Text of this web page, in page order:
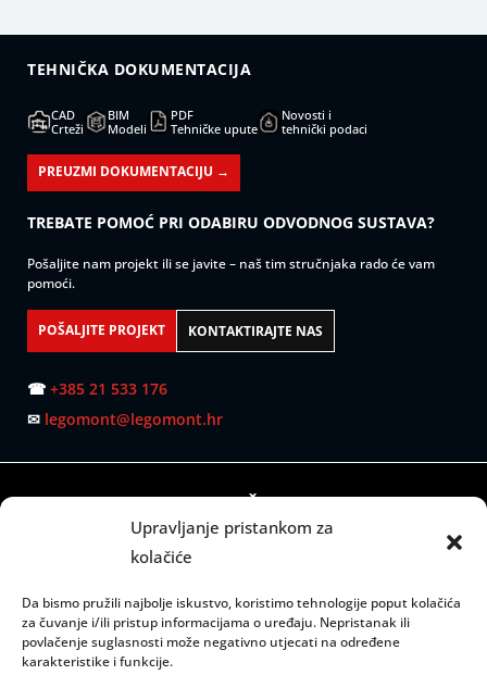
Upravljanje pristankom za
kolačiće
Da bismo pružili najbolje iskustvo, koristimo tehnologije poput kolačića
za čuvanje i/ili pristup informacijama o uređaju. Nepristanak ili
povlačenje suglasnosti može negativno utjecati na određene
karakteristike i funkcije.
TEHNIČKA DOKUMENTACIJA
CAD
Crteži
BIM
Modeli
PDF
Tehničke upute
Novosti i
tehnički podaci
PREUZMI DOKUMENTACIJU →
TREBATE POMOĆ PRI ODABIRU ODVODNOG SUSTAVA?
Pošaljite nam projekt ili se javite – naš tim stručnjaka rado će vam
pomoći.
POŠALJITE PROJEKT KONTAKTIRAJTE NAS
☎ +385 21 533 176
✉ legomont@legomont.hr
SJEDIŠTE:
Mažuranićevo šetalište 53
RADNO VRIJEME:
Ponedjeljak – petak: 08:00 do 15:00 sati